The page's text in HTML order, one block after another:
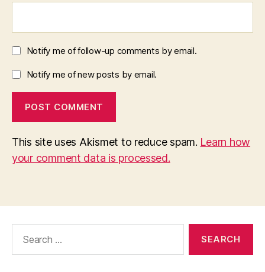
Notify me of follow-up comments by email.
Notify me of new posts by email.
This site uses Akismet to reduce spam. Learn how
your comment data is processed.